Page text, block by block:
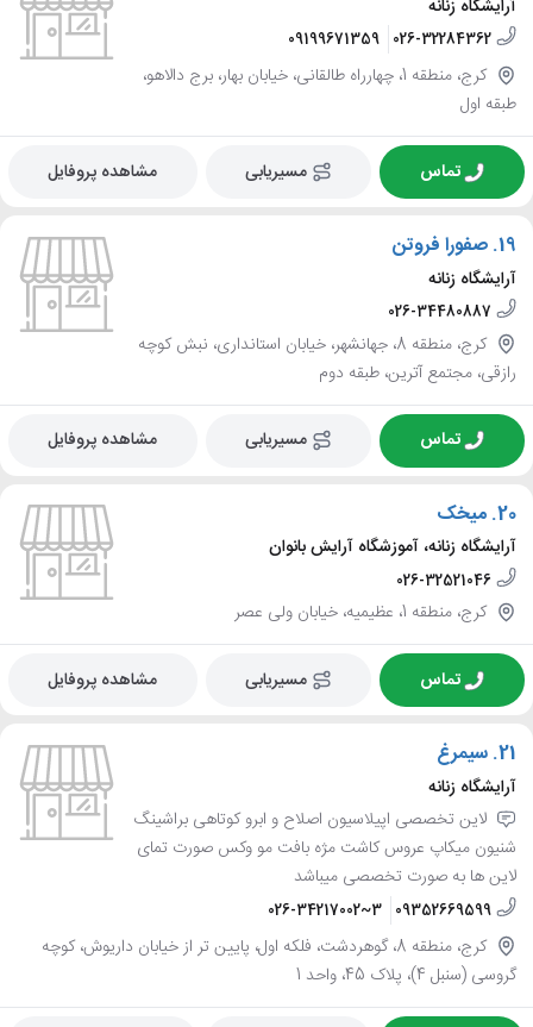
آرایشگاه زنانه
026-32284362
09199671359
کرج، منطقه 1، چهارراه طالقانی، خیابان بهار، برج دالاهو،
طبقه اول
تماس مسیریابی مشاهده پروفایل
19. صفورا فروتن
آرایشگاه زنانه
026-34480887
کرج، منطقه 8، جهانشهر، خیابان استانداری، نبش کوچه
رازقی، مجتمع آترین، طبقه دوم
تماس مسیریابی مشاهده پروفایل
20. میخک
آرایشگاه زنانه، آموزشگاه آرایش بانوان
026-32521046
کرج، منطقه 1، عظیمیه، خیابان ولی عصر
تماس مسیریابی مشاهده پروفایل
21. سیمرغ
آرایشگاه زنانه
لاین تخصصی اپیلاسیون اصلاح و ابرو کوتاهی براشینگ
شنیون میکاپ عروس کاشت مژه بافت مو وکس صورت تمای
لاین ها به صورت تخصصی میباشد
09352669599
026-34217002~3
کرج، منطقه 8، گوهردشت، فلکه اول، پایین تر از خیابان داریوش، کوچه
گروسی (سنبل 4)، پلاک 45، واحد 1